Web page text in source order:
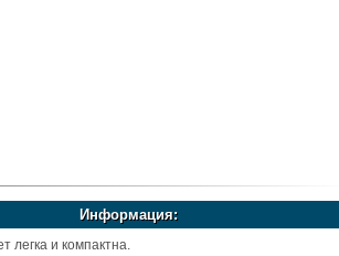
Информация:
легка и компактна.